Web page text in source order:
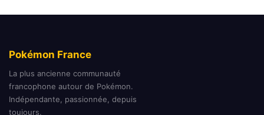
Pokémon France
La plus ancienne communauté
francophone autour de Pokémon.
Indépendante, passionnée, depuis
toujours.